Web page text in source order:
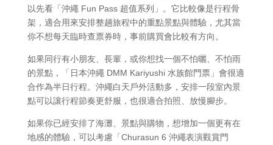
以先看「沖繩 Fun Pass 超值系列」。它比較像是行程骨
架，適合用來安排整趟旅程中的重點景點與體驗，尤其當
你不想每天臨時查票券時，事前購買會比較有方向。
如果同行有小朋友、長輩，或你想找一個不怕曬、不怕雨
的景點，「日本沖繩 DMM Kariyushi 水族館門票」會很適
合作為半日行程。沖繩白天戶外活動多，安排一段室內景
點可以讓行程節奏更舒服，也很適合拍照、放慢腳步。
如果你已經安排了海灘、景點與購物，想增加一個更有在
地感的體驗，可以考慮「Churasun 6 沖繩表演觀賞門